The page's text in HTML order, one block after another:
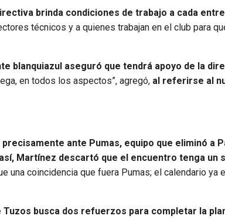
brinda condiciones de trabajo a cada
técnicos y a quienes trabajan en el club para
blanquiazul aseguró que tendrá apoyo de la
en todos los aspectos”, agregó, al referirse al
ante Pumas, equipo que eliminó a
Martínez descartó que el encuentro tenga un
una coincidencia que fuera Pumas; el calendario
busca dos refuerzos para completar la